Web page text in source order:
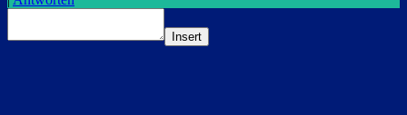
Insert